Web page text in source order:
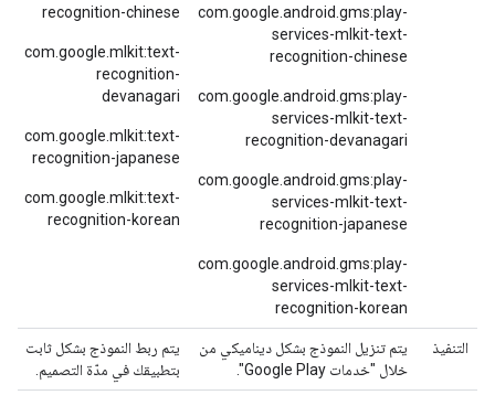
com.google.android.gms:play-
services-mlkit-text-
recognition-chinese
com.google.android.gms:play-
services-mlkit-text-
recognition-devanagari
com.google.android.gms:play-
services-mlkit-text-
recognition-japanese
com.google.android.gms:play-
services-mlkit-text-
recognition-korean
recognition-chinese
com.google.mlkit:text-
recognition-
devanagari
com.google.mlkit:text-
recognition-japanese
com.google.mlkit:text-
recognition-korean
التنفيذ
يتم تنزيل النموذج بشكل ديناميكي من
خلال "خدمات Google Play".
يتم ربط النموذج بشكل ثابت
بتطبيقك في مدّة التصميم.